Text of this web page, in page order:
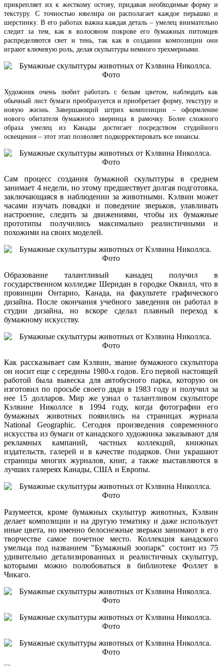
прикрепляет их к жесткому остову, придавая необходимые форму и
текстуру. С точностью ювелира он располагает каждое перышко и
шерстинку. В его работах важна каждая деталь – умелец внимательно
следит за тем, как в волосяном покрове его бумажных питомцев
распределяются свет и тень, так как в создании композиции они
играют ключевую роль, делая скульптуры немного трехмерными.
Художник очень любит работать с белым цветом, наблюдать как
обычный лист бумаги преобразуется и приобретает форму, текстуру и
новую жизнь. Завершающий штрих композиции – оформление
нового обитателя бумажного зверинца в рамочку. Более сложного
образа умелец из Канады достигает посредством студийного
освещения – этот этап позволяет подкорректировать все нюансы.
Сам процесс создания бумажной скульптуры в среднем
занимает 4 недели, но этому предшествует долгая подготовка,
заключающаяся в наблюдении за животными. Кэлвин может
часами изучать повадки и поведение зверьков, улавливать
настроение, следить за движениями, чтобы их бумажные
прототипы получились максимально реалистичными и
похожими на своих моделей.
Образование талантливый канадец получил в
государственном колледже Шеридан в городке Оквилл, что в
провинции Онтарио, Канада, на факультете графического
дизайна. После окончания учебного заведения он работал в
студии дизайна, но вскоре сделал плавный переход к
бумажному искусству.
Как рассказывает сам Кэлвин, звание бумажного скульптора
он носит еще с середины 1980-х годов. Его первой настоящей
работой была вывеска для автобусного парка, которую он
изготовил по просьбе своего дяди в 1983 году и получил за
нее 15 долларов. Мир же узнал о талантливом скульпторе
Кэлвине Николлсе в 1994 году, когда фотографии его
бумажных животных появились на страницах журнала
National Geographic. Сегодня произведения современного
искусства из бумаги от канадского художника заказывают для
рекламных кампаний, частных коллекций, книжных
издательств, галерей и в качестве подарков. Они украшают
страницы многих журналов, книг, а также выставляются в
лучших галереях Канады, США и Европы.
Разумеется, кроме бумажных скульптур животных, Кэлвин
делает композиции и на другую тематику и даже использует
иные цвета, но именно белоснежные зверьки занимают в его
творчестве самое почетное место. Коллекция канадского
умельца под названием "Бумажный зоопарк" состоит из 75
удивительно детализированных и реалистичных скульптур,
которыми можно полюбоваться в библиотеке Фоллет в
Чикаго.